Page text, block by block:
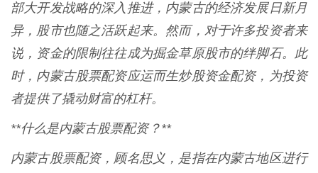
部大开发战略的深入推进，内蒙古的经济发展日新月
异，股市也随之活跃起来。然而，对于许多投资者来
说，资金的限制往往成为掘金草原股市的绊脚石。此
时，内蒙古股票配资应运而生炒股资金配资，为投资
者提供了撬动财富的杠杆。
**什么是内蒙古股票配资？**
内蒙古股票配资，顾名思义，是指在内蒙古地区进行